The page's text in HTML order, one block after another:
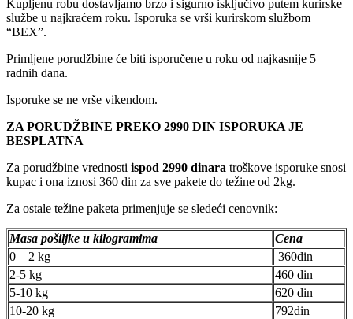
Kupljenu robu dostavljamo brzo i sigurno isključivo putem kurirske
službe u najkraćem roku. Isporuka se vrši kurirskom službom
“BEX”.
Primljene porudžbine će biti isporučene u roku od najkasnije 5
radnih dana.
Isporuke se ne vrše vikendom.
ZA PORUDŽBINE PREKO 2990 DIN ISPORUKA JE
BESPLATNA
Za porudžbine vrednosti ispod 2990 dinara troškove isporuke snosi
kupac i ona iznosi 360 din za sve pakete do težine od 2kg.
Za ostale težine paketa primenjuje se sledeći cenovnik:
Masa pošiljke u kilogramima
Cena
0 – 2 kg
360din
2-5 kg
460 din
5-10 kg
620 din
10-20 kg
792din